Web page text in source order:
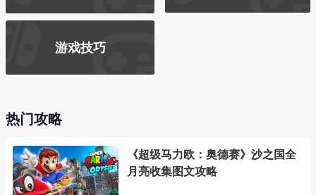
游戏技巧
热门攻略
《超级马力欧：奥德赛》沙之国全
月亮收集图文攻略